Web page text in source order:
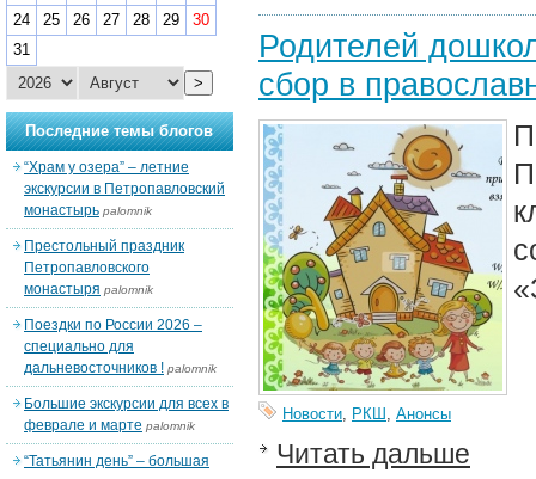
Родителей
сбор в
Новости, РКШ , Анонсы
Читать дальше
24
25 26 27 28 29
30
31
>
Последние темы блогов
“Храм у озера” – летние
экскурсии в Петропавловский
монастырь palomnik
Престольный праздник
Петропавловского
монастыря palomnik
Поездки по России 2026 –
специально для
дальневосточников ! palomnik
Большие экскурсии для всех в
феврале и марте palomnik
“Татьянин день” – большая